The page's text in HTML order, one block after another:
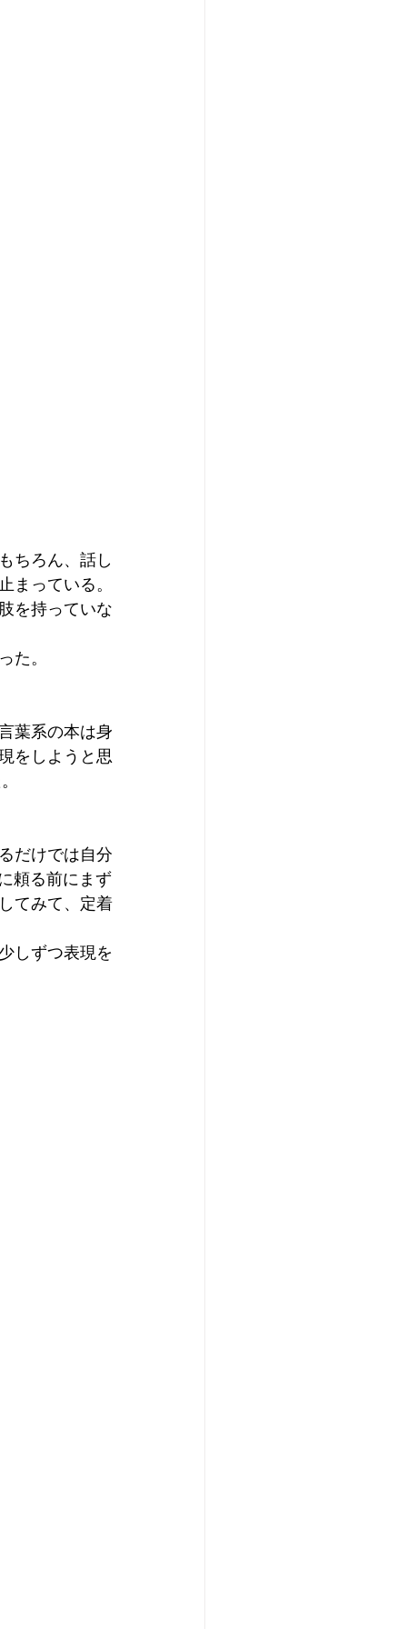
ちろん、話し
まっている。
を持っていな
た。
葉系の本は身
をしようと思
だけでは自分
頼る前にまず
てみて、定着
しずつ表現を